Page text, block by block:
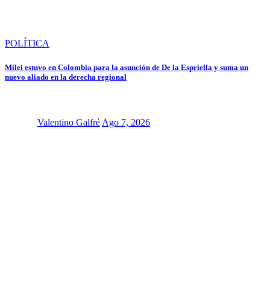
POLÍTICA
Milei estuvo en Colombia para la asunción de De la Espriella y suma un
nuevo aliado en la derecha regional
Valentino Galfré Ago 7, 2026